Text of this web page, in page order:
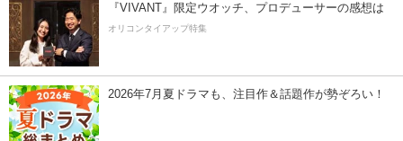
『VIVANT』限定ウオッチ、プロデューサーの感想は
オリコンタイアップ特集
2026年7月夏ドラマも、注目作＆話題作が勢ぞろい！